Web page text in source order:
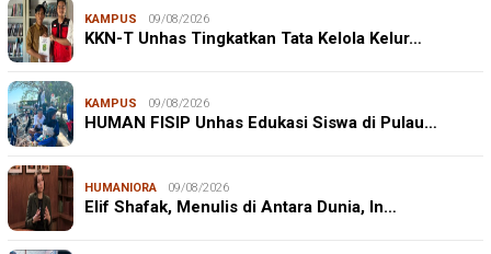
KAMPUS 09/08/2026
KKN-T Unhas Tingkatkan Tata Kelola Kelur…
KAMPUS 09/08/2026
HUMAN FISIP Unhas Edukasi Siswa di Pulau…
HUMANIORA 09/08/2026
Elif Shafak, Menulis di Antara Dunia, In…